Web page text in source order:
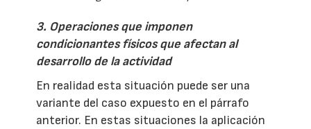
3. Operaciones que imponen
condicionantes físicos que afectan al
desarrollo de la actividad
En realidad esta situación puede ser una
variante del caso expuesto en el párrafo
anterior. En estas situaciones la aplicación